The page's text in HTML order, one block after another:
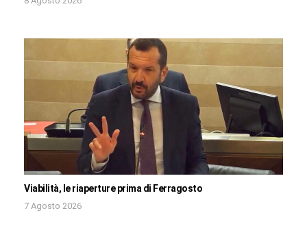
Viabilità, le riaperture prima di Ferragosto
7 Agosto 2026